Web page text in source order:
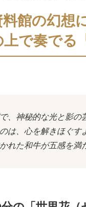
館の幻想
で奏でる
、神秘的な光と影の
は、心を解きほぐす
れた和牛が五感を満